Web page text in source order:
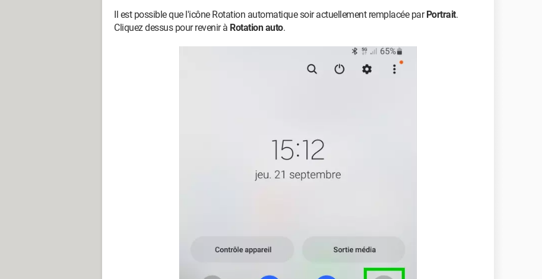
Il est possible que l'icône Rotation automatique soir actuellement remplacée parPortrait.
Cliquez dessus pour revenir à Rotation auto.